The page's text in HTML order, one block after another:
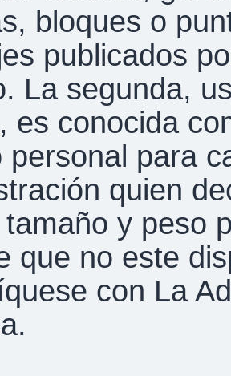
bloques o
publicados
La segunda,
es conocida
personal para
quien
y peso
que no este
con La